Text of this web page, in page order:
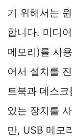
기 위해서는
합니다. 미디
메모리)를 사
어서 설치를
트북과 데스
있는 장치를
만, USB 메모